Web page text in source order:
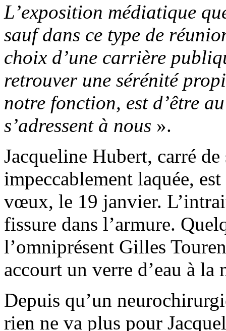
L’exposition médiatique
sauf dans ce type de
choix d’une carrière
retrouver une sérénité
notre fonction, est d’être
s’adressent à nous ».
Jacqueline Hubert, carré
impeccablement laquée,
vœux, le 19 janvier.
fissure dans l’armure.
l’omniprésent Gilles
accourt un verre d’eau à la
Depuis qu’un
rien ne va plus pour